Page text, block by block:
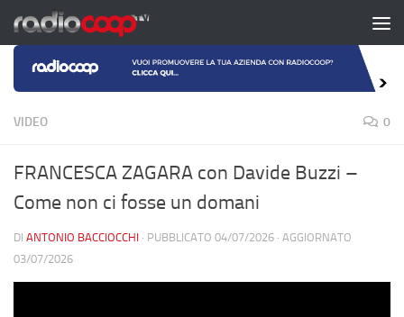
Salta al contenuto
VIDEO 0
FRANCESCA ZAGARA con Davide Buzzi –
Come non ci fosse un domani
DI ANTONIO BACCIOCCHI · PUBBLICATO 04/07/2026 · AGGIORNATO
03/07/2026